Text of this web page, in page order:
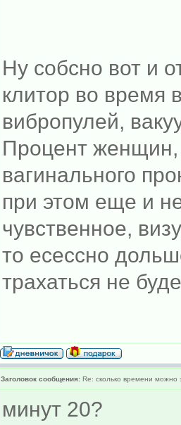
Ну собсно вот и
клитор во время
вибропулей,
Процент женщин,
вагинального
при этом еще и
чувственное,
то есессно
трахаться не
Заголовок сообщения: Re: сколько времени можно
минут 20?